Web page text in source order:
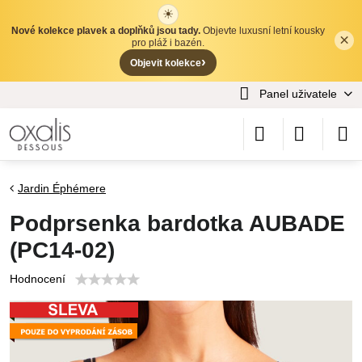
✕
×
☀
Nové kolekce plavek a doplňků jsou tady. Objevte luxusní letní kousky
pro pláž i bazén.
Objevit kolekce›
Panel uživatele
Jardin Éphémere
Podprsenka bardotka AUBADE
(PC14-02)
Hodnocení